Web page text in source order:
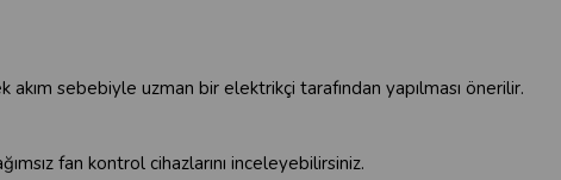
akım sebebiyle uzman bir elektrikçi tarafından yapılması önerilir.
fan kontrol cihazlarını inceleyebilirsiniz.